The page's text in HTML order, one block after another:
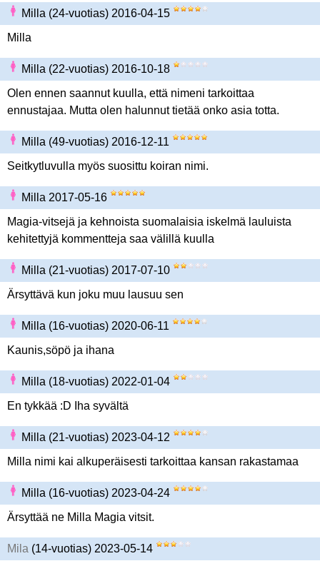
Milla (24-vuotias) 2016-04-15
Milla
Milla (22-vuotias) 2016-10-18
Olen ennen saannut kuulla, että nimeni tarkoittaa
ennustajaa. Mutta olen halunnut tietää onko asia totta.
Milla (49-vuotias) 2016-12-11
Seitkytluvulla myös suosittu koiran nimi.
Milla 2017-05-16
Magia-vitsejä ja kehnoista suomalaisia iskelmä lauluista
kehitettyjä kommentteja saa välillä kuulla
Milla (21-vuotias) 2017-07-10
Ärsyttävä kun joku muu lausuu sen
Milla (16-vuotias) 2020-06-11
Kaunis,söpö ja ihana
Milla (18-vuotias) 2022-01-04
En tykkää :D Iha syvältä
Milla (21-vuotias) 2023-04-12
Milla nimi kai alkuperäisesti tarkoittaa kansan rakastamaa
Milla (16-vuotias) 2023-04-24
Ärsyttää ne Milla Magia vitsit.
Mila (14-vuotias) 2023-05-14